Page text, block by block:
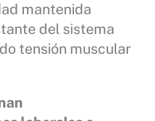
mantenida
del sistema
tensión muscular